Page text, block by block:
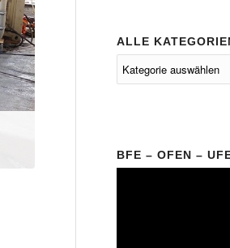
ALLE
BFE – OFEN –